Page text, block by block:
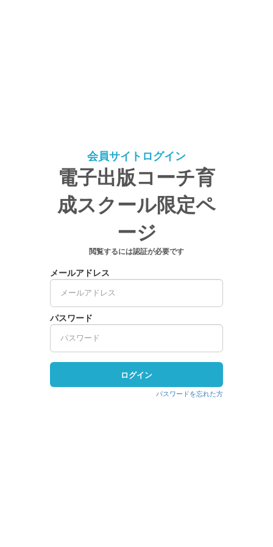
会員サイトログイン
電子出版コーチ育
成スクール限定ペ
ージ
閲覧するには認証が必要です
メールアドレス
パスワード
ログイン
パスワードを忘れた方